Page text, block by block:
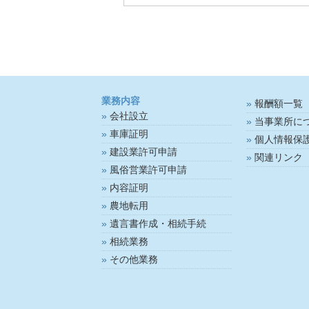
業務内容
会社設立
車庫証明
建設業許可申請
風俗営業許可申請
内容証明
農地転用
遺言書作成・相続手続
相続業務
その他業務
報酬額一覧
当事業所に
個人情報保
関連リンク